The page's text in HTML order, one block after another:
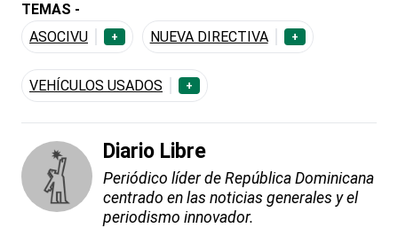
TEMAS -
ASOCIVU
+ NUEVA DIRECTIVA +
VEHÍCULOS USADOS +
Diario Libre
Periódico líder de República Dominicana
centrado en las noticias generales y el
periodismo innovador.